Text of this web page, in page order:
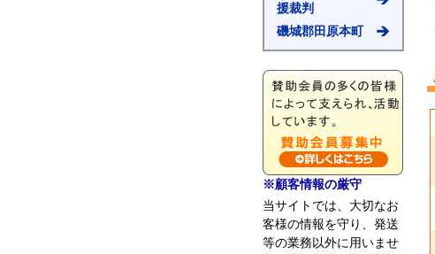
援裁判
磯城郡田原本町
※顧客情報の厳守
当サイトでは、大切なお
客様の情報を守り、発送
等の業務以外に用いませ